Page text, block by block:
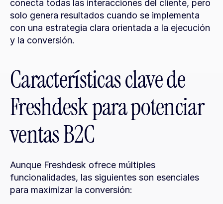
conecta todas las interacciones del cliente, pero
solo genera resultados cuando se implementa
con una estrategia clara orientada a la ejecución
y la conversión.
Características clave de
Freshdesk para potenciar
ventas B2C
Aunque Freshdesk ofrece múltiples
funcionalidades, las siguientes son esenciales
para maximizar la conversión: